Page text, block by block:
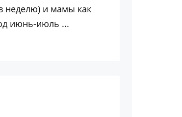
неделю) и мамы как
июнь-июль ...